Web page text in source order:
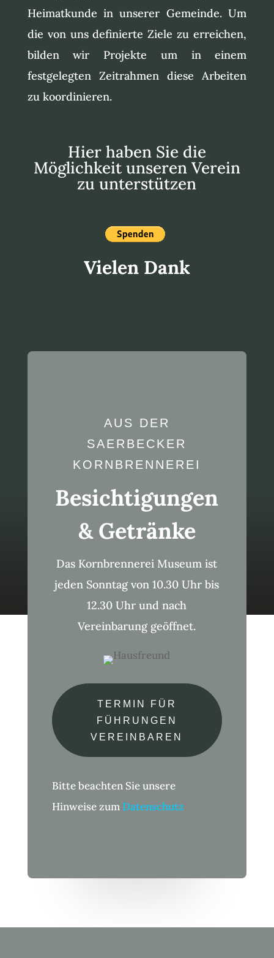
Heimatkunde in unserer Gemeinde. Um
die von uns definierte Ziele zu erreichen,
bilden wir Projekte um in einem
festgelegten Zeitrahmen diese Arbeiten
zu koordinieren.
Hier haben Sie die
Möglichkeit unseren Verein
zu unterstützen
Vielen Dank
AUS DER
SAERBECKER
KORNBRENNEREI
Besichtigungen
& Getränke
Das Kornbrennerei Museum ist
jeden Sonntag von 10.30 Uhr bis
12.30 Uhr und nach
Vereinbarung geöffnet.
TERMIN FÜR
FÜHRUNGEN
VEREINBAREN
Bitte beachten Sie unsere
Hinweise zum Datenschutz